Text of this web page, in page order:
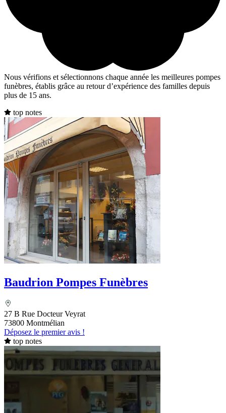
Nous vérifions et sélectionnons chaque année les meilleures pompes
funèbres, établis grâce au retour d’expérience des familles depuis
plus de 15 ans.
top notes
Baudrion Pompes Funèbres
27 B Rue Docteur Veyrat
73800 Montmélian
Déposez le premier avis !
top notes